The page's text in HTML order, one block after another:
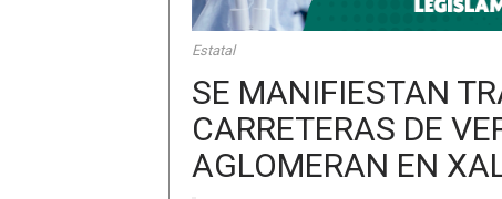
Estatal
SE MANIFIESTAN
CARRETERAS DE
AGLOMERAN EN